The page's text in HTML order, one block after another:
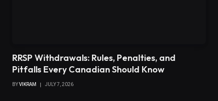
RRSP Withdrawals: Rules, Penalties, and
Pitfalls Every Canadian Should Know
BYVIKRAM JULY 7, 2026